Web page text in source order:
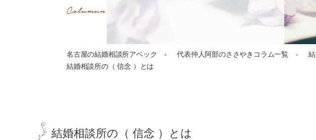
名古屋の結婚相談所アベック 代表仲人阿部のささやきコラム一覧
結婚相談所の（ 信念 ）とは
結婚相談所の（ 信念 ）とは